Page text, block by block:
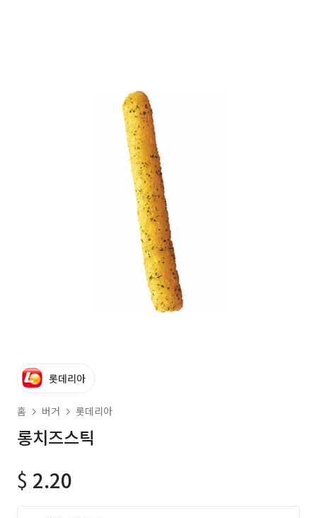
롯데리아
홈 버거 롯데리아
롱치즈스틱
$ 2.20